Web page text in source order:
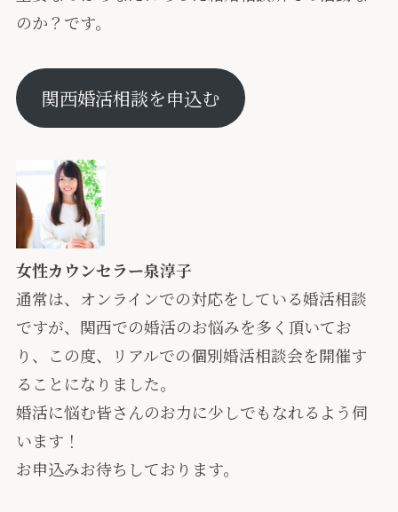
のか？です。
関西婚活相談を申込む
女性カウンセラー泉淳子
通常は、オンラインでの対応をしている婚活相談
ですが、関西での婚活のお悩みを多く頂いてお
り、この度、リアルでの個別婚活相談会を開催す
ることになりました。
婚活に悩む皆さんのお力に少しでもなれるよう伺
います！
お申込みお待ちしております。